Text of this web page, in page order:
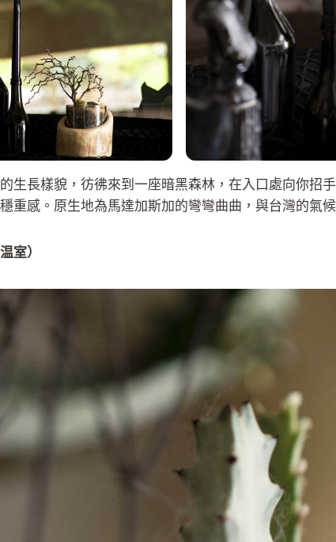
生長樣貌，彷彿來到一座暗黑森林，在入口處向你招
重感。原生地為馬達加斯加的彎彎曲曲，與台灣的氣
室）